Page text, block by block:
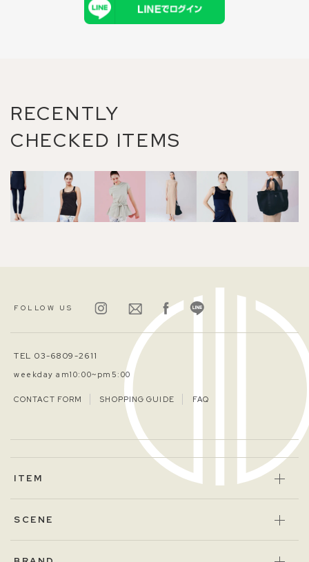
RECENTLY
CHECKED ITEMS
FOLLOW US
TEL 03-6809-2611
weekday am10:00~pm5:00
CONTACT FORM SHOPPING GUIDE FAQ
ITEM
SCENE